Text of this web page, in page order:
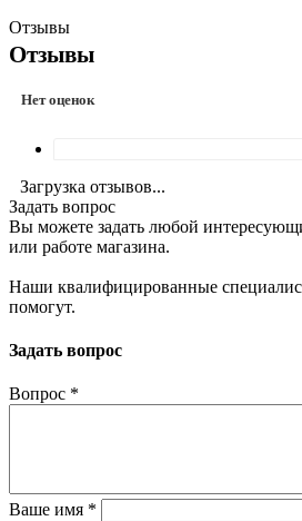
Отзывы
Отзывы
Нет оценок
Загрузка отзывов...
Задать вопрос
Вы можете задать любой
или работе магазина.
Наши квалифицированные
помогут.
Задать вопрос
Вопрос *
Ваше имя *